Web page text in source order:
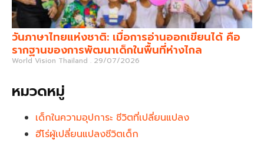
วันภาษาไทยแห่งชาติ: เมื่อการอ่านออกเขียนได้ คือ
รากฐานของการพัฒนาเด็กในพื้นที่ห่างไกล
World Vision Thailand 29/07/2026
หมวดหมู่
เด็กในความอุปการะ ชีวิตที่เปลี่ยนแปลง
ฮีโร่ผู้เปลี่ยนแปลงชีวิตเด็ก